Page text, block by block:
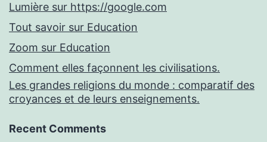
Lumière sur https://google.com
Tout savoir sur Education
Zoom sur Education
Comment elles façonnent les civilisations.
Les grandes religions du monde : comparatif des
croyances et de leurs enseignements.
Recent Comments